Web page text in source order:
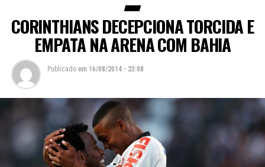
CORINTHIANS DECEPCIONA TORCIDA E
EMPATA NA ARENA COM BAHIA
Publicado em 16/08/2014 - 23:08